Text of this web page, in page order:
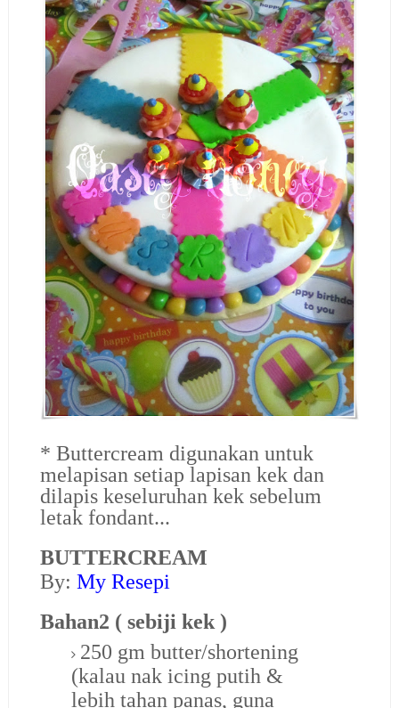
* Buttercream digunakan untuk
melapisan setiap lapisan kek dan
dilapis keseluruhan kek sebelum
letak fondant...
BUTTERCREAM
By: My Resepi
Bahan2 ( sebiji kek )
250 gm butter/shortening
(kalau nak icing putih &
lebih tahan panas, guna